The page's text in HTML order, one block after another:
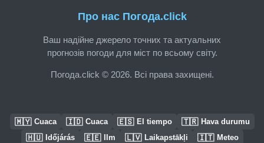
Про нас Погода.click
Ваш надійне джерело точних та актуальних
прогнозів погоди для міст по всьому світу.
Погода.click © 2026. Всі права захищені.
🇲🇾 Cuaca 🇮🇩 Cuaca 🇪🇸 El tiempo 🇹🇷 Hava durumu
🇭🇺 Időjárás 🇪🇪 Ilm 🇱🇻 Laikapstākļi 🇮🇹 Meteo